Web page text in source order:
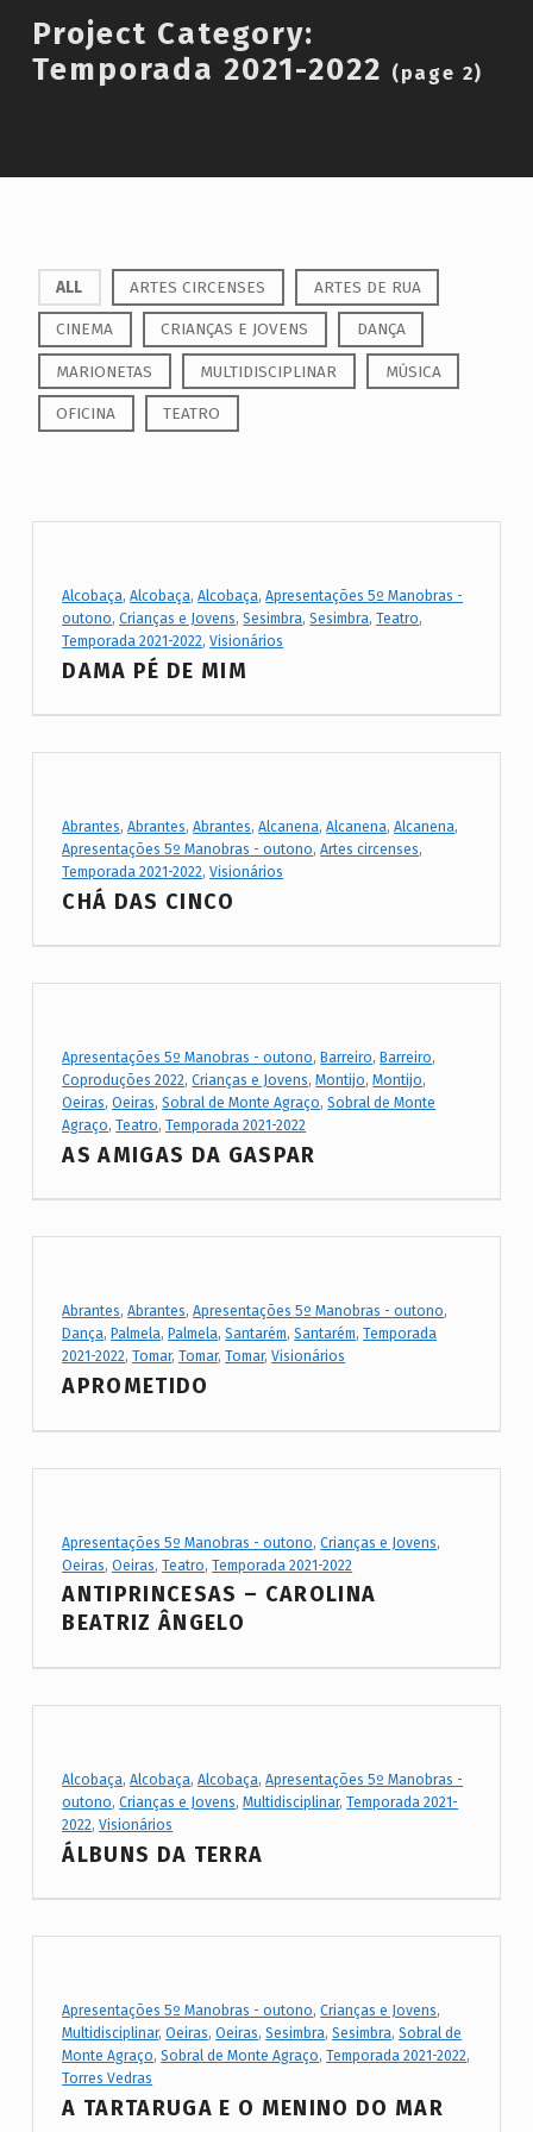
Introduction
Project Category:
Temporada 2021-2022 (page 2)
P
r
o
j
e
C
o
r
0
2
2
2
ALL ARTES CIRCENSES ARTES DE RUA
CINEMA CRIANÇAS E JOVENS DANÇA
MARIONETAS MULTIDISCIPLINAR MÚSICA
OFICINA TEATRO
Project Category:
Alcobaça,Alcobaça,Alcobaça,Apresentações 5º Manobras -
outono,Crianças e Jovens,Sesimbra,Sesimbra,Teatro,
Temporada 2021-2022,Visionários
DAMA PÉ DE MIM
Project Category:
Abrantes,Abrantes,Abrantes,Alcanena,Alcanena,Alcanena,
Apresentações 5º Manobras - outono,Artes circenses,
Temporada 2021-2022,Visionários
CHÁ DAS CINCO
Project Category:
Apresentações 5º Manobras - outono, Barreiro, Barreiro,
Coproduções 2022,Crianças e Jovens,Montijo,Montijo,
Oeiras,Oeiras,Sobral de Monte Agraço,Sobral de Monte
Agraço,Teatro,Temporada 2021-2022
AS AMIGAS DA GASPAR
Project Category:
Abrantes,Abrantes,Apresentações 5º Manobras - outono,
Dança, Palmela, Palmela,Santarém,Santarém,Temporada
2021-2022,Tomar,Tomar,Tomar,Visionários
APROMETIDO
Apresentações 5º Manobras - outono,Crianças e Jovens,
Oeiras,Oeiras,Teatro,Temporada 2021-2022
ANTIPRINCESAS – CAROLINA
BEATRIZ ÂNGELO
Project Category:
Alcobaça,Alcobaça,Alcobaça,Apresentações 5º Manobras -
outono,Crianças e Jovens,Multidisciplinar,Temporada 2021-
2022,Visionários
ÁLBUNS DA TERRA
Project Category:
Apresentações 5º Manobras - outono,Crianças e Jovens,
Multidisciplinar,Oeiras,Oeiras,Sesimbra,Sesimbra,Sobral de
Monte Agraço,Sobral de Monte Agraço,Temporada 2021-2022,
Torres Vedras
A TARTARUGA E O MENINO DO MAR